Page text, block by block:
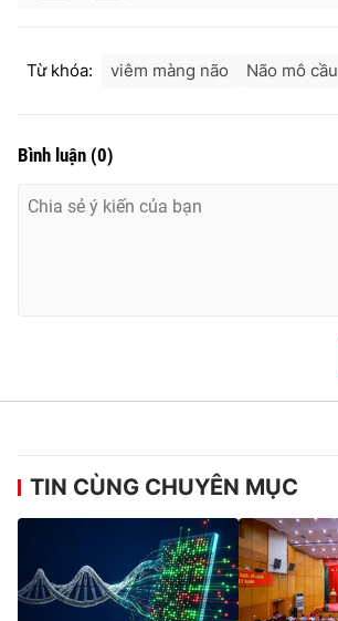
Từ khóa: viêm màng não Não mô cầu
Bình luận (0)
TIN CÙNG CHUYÊN MỤC